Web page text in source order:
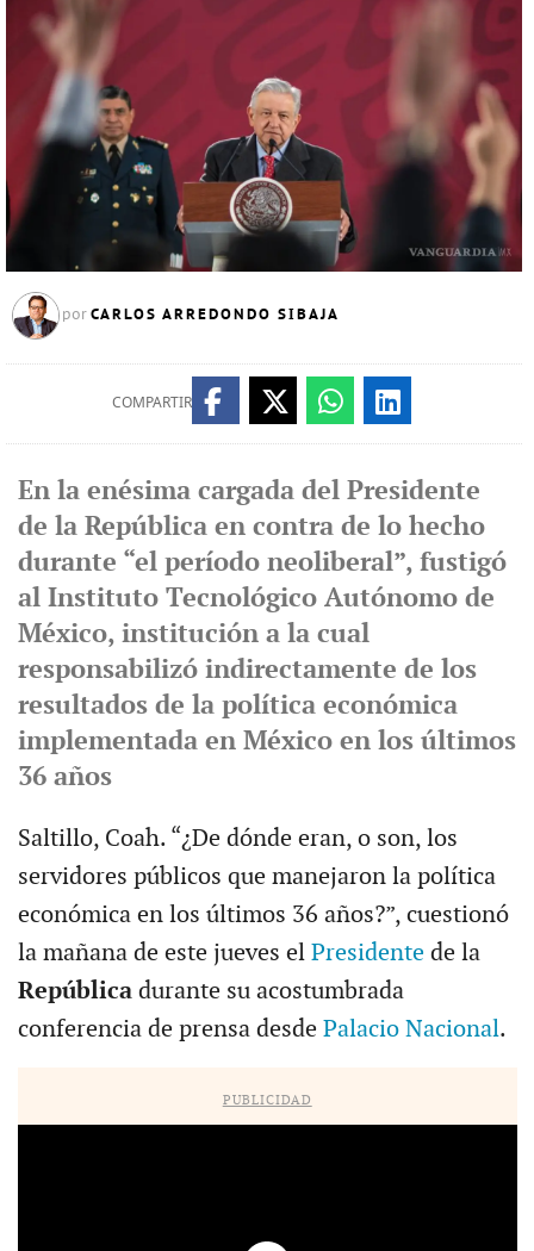
por CARLOS ARREDONDO SIBAJA
COMPARTIR
En la enésima cargada del Presidente
de la República en contra de lo hecho
durante “el período neoliberal”, fustigó
al Instituto Tecnológico Autónomo de
México, institución a la cual
responsabilizó indirectamente de los
resultados de la política económica
implementada en México en los últimos
36 años
Saltillo, Coah. “¿De dónde eran, o son, los
servidores públicos que manejaron la política
económica en los últimos 36 años?”, cuestionó
la mañana de este jueves el Presidentede la
República durante su acostumbrada
conferencia de prensa desde Palacio Nacional.
PUBLICIDAD